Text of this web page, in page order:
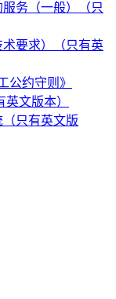
务（一般）（只
要求）（只有英
公约守则》
文版本）
只有英文版